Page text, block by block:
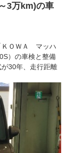
3万km)の車
ＫＯＷＡ マッハ
）の車検と整備
30年、走行距離